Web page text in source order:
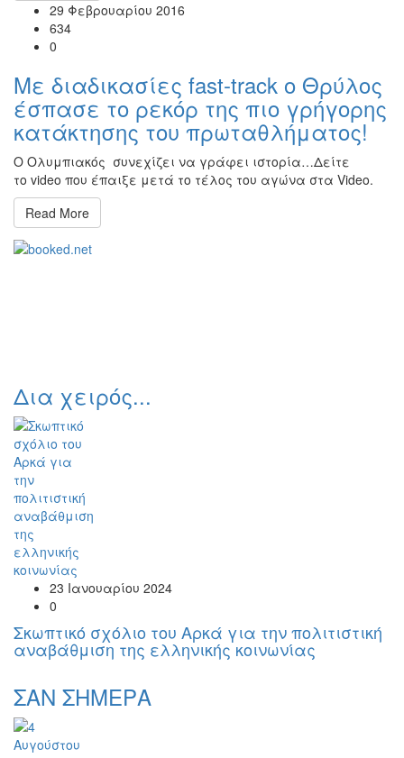
29 Φεβρουαρίου 2016
634
0
Με διαδικασίες fast-track ο Θρύλος
έσπασε το ρεκόρ της πιο γρήγορης
κατάκτησης του πρωταθλήματος!
Ο Ολυμπιακός συνεχίζει να γράφει ιστορία…Δείτε
το video που έπαιξε μετά το τέλος του αγώνα στα Video.
Read More
Δια χειρός...
23 Ιανουαρίου 2024
0
Σκωπτικό σχόλιο του Αρκά για την πολιτιστική
αναβάθμιση της ελληνικής κοινωνίας
ΣΑΝ ΣΗΜΕΡΑ